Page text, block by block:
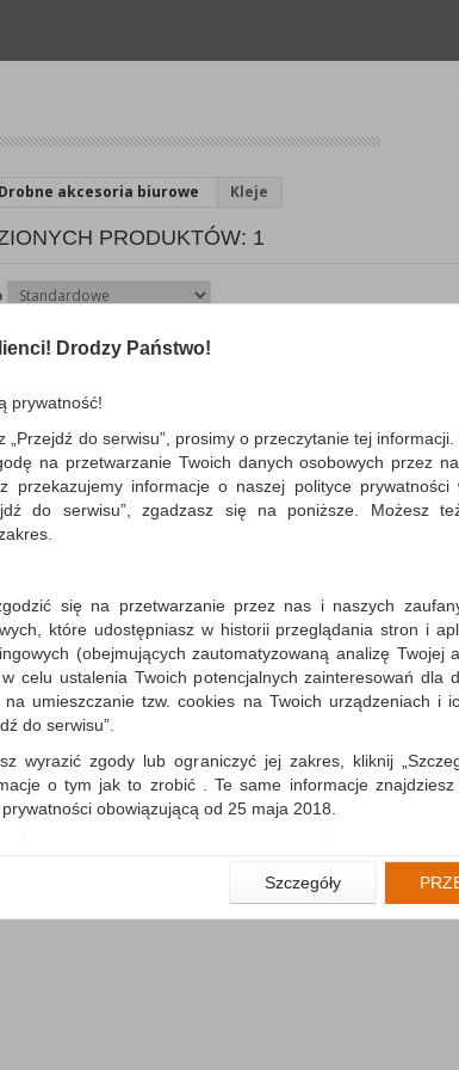
Drobne akcesoria biurowe Kleje
PRODUKTÓW: 1
domu; nie p...
Dostępność: 3 dni
(0)
Drodzy Państwo!
prywatność!
„Przejdź do serwisu”, prosimy o przeczytanie tej
na przetwarzanie Twoich danych osobowych przez
przekazujemy informacje o naszej polityce
do serwisu”, zgadzasz się na poniższe. Możesz
się na przetwarzanie przez nas i naszych
które udostępniasz w historii przeglądania stron i
(obejmujących zautomatyzowaną analizę Twojej
celu ustalenia Twoich potencjalnych zainteresowań dla
umieszczanie tzw. cookies na Twoich urządzeniach i
do serwisu”.
wyrazić zgody lub ograniczyć jej zakres, kliknij
o tym jak to zrobić . Te same informacje
obowiązującą od 25 maja 2018.
użytkowników zalogowanych, aby umożliwić
z tym prawidłowe działanie naszej strony
zamówienia na Państwa email lub wyświetlenie
czy cenach indywidualnych, ważna jest
Szczegóły